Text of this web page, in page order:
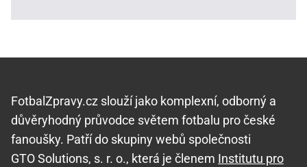
FotbalZpravy.cz slouží jako komplexní, odborný a
důvěryhodný průvodce světem fotbalu pro české
fanoušky. Patří do skupiny webů společnosti
GTO Solutions, s. r. o., která je členem Institutu pro